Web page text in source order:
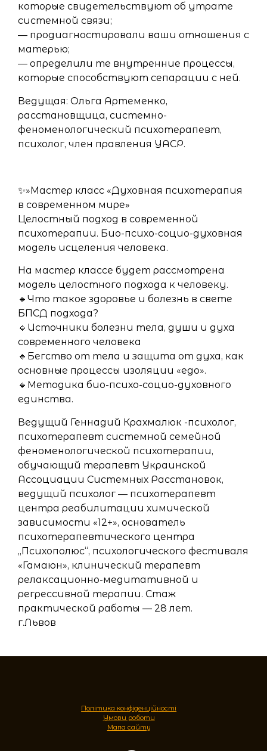
которые свидетельствуют об утрате
системной связи;
— продиагностировали ваши отношения с
матерью;
— определили те внутренние процессы,
которые способствуют сепарации с ней.
Ведущая: Ольга Артеменко,
расстановщица, системно-
феноменологический психотерапевт,
психолог, член правления УАСР.
✨»Мастер класс «Духовная психотерапия
в современном мире»
Целостный подход в современной
психотерапии. Био-психо-социо-духовная
модель исцеления человека.
На мастер классе будет рассмотрена
модель целостного подхода к человеку.
🔹Что такое здоровье и болезнь в свете
БПСД подхода?
🔹Источники болезни тела, души и духа
современного человека
🔹Бегство от тела и защита от духа, как
основные процессы изоляции «ego».
🔹Методика био-психо-социо-духовного
единства.
Ведущий Геннадий Крахмалюк -психолог,
психотерапевт системной семейной
феноменологической психотерапии,
обучающий терапевт Украинской
Ассоциации Системных Расстановок,
ведущий психолог — психотерапевт
центра реабилитации химической
зависимости «12+», основатель
психотерапевтического центра
„Психополюс“, психологического фестиваля
«Гамаюн», клинический терапевт
релаксационно-медитативной и
регрессивной терапии. Стаж
практической работы — 28 лет.
г.Львов
Політика конфіденційності
Умови роботи
Мапа сайту